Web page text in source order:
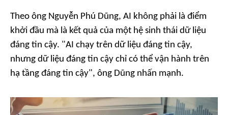
Theo ông Nguyễn Phú Dũng, AI không phải là điểm
khởi đầu mà là kết quả của một hệ sinh thái dữ liệu
đáng tin cậy. "AI chạy trên dữ liệu đáng tin cậy,
nhưng dữ liệu đáng tin cậy chỉ có thể vận hành trên
hạ tầng đáng tin cậy", ông Dũng nhấn mạnh.